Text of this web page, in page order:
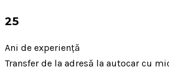
25
Ani de experiență
Transfer de la adresă la autocar cu